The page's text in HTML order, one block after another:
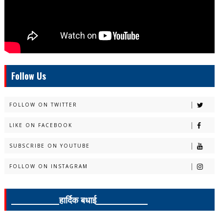
Follow Us
FOLLOW ON TWITTER
LIKE ON FACEBOOK
SUBSCRIBE ON YOUTUBE
FOLLOW ON INSTAGRAM
______________हार्दिक बधाई_______________